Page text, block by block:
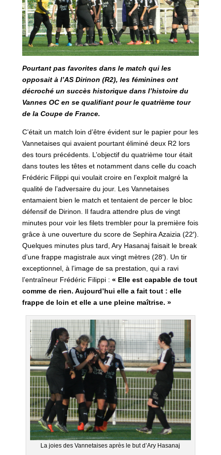
Pourtant pas favorites dans le match qui les
opposait à l’AS Dirinon (R2), les féminines ont
décroché un succès historique dans l’histoire du
Vannes OC en se qualifiant pour le quatrième tour
de la Coupe de France.
C’était un match loin d’être évident sur le papier pour les
Vannetaises qui avaient pourtant éliminé deux R2 lors
des tours précédents. L’objectif du quatrième tour était
dans toutes les têtes et notamment dans celle du coach
Frédéric Filippi qui voulait croire en l’exploit malgré la
qualité de l’adversaire du jour. Les Vannetaises
entamaient bien le match et tentaient de percer le bloc
défensif de Dirinon. Il faudra attendre plus de vingt
minutes pour voir les filets trembler pour la première fois
grâce à une ouverture du score de Sephira Azaizia (22′).
Quelques minutes plus tard, Ary Hasanaj faisait le break
d’une frappe magistrale aux vingt mètres (28′). Un tir
exceptionnel, à l’image de sa prestation, qui a ravi
l’entraîneur Frédéric Filippi : « Elle est capable de tout
comme de rien. Aujourd’hui elle a fait tout : elle
frappe de loin et elle a une pleine maîtrise. »
La joies des Vannetaises après le but d’Ary Hasanaj